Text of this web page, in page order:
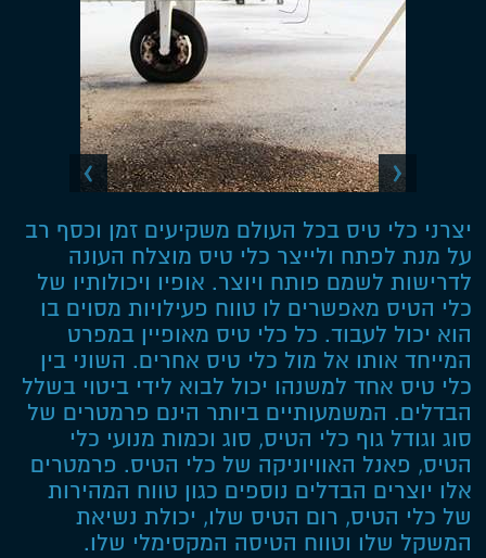
יצרני כלי טיס בכל העולם משקיעים זמן וכסף רב
על מנת לפתח ולייצר כלי טיס מוצלח העונה
לדרישות לשמם פותח ויוצר. אופיו ויכולותיו של
כלי הטיס מאפשרים לו טווח פעילויות מסוים בו
הוא יכול לעבוד. כל כלי טיס מאופיין במפרט
המייחד אותו אל מול כלי טיס אחרים. השוני בין
כלי טיס אחד למשנהו יכול לבוא לידי ביטוי בשלל
הבדלים. המשמעותיים ביותר הינם פרמטרים של
סוג וגודל גוף כלי הטיס, סוג וכמות מנועי כלי
הטיס, פאנל האוויוניקה של כלי הטיס. פרמטרים
אלו יוצרים הבדלים נוספים כגון טווח המהירות
של כלי הטיס, רום הטיס שלו, יכולת נשיאת
המשקל שלו וטווח הטיסה המקסימלי שלו.